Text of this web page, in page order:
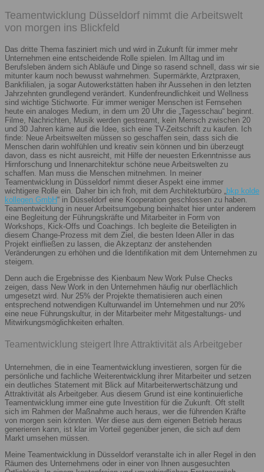
Teamentwicklung Düsseldorf nimmt die Arbeitswelt
von morgen ins Blickfeld
Das dritte Thema fasziniert mich und wird in Zukunft für immer mehr
Unternehmen eine entscheidende Rolle spielen. Im Alltag und im
Berufsleben ändern sich Abläufe und Dinge so rasend schnell, dass wir sie
mitunter kaum noch bewusst wahrnehmen. Supermärkte, Arztpraxen,
Bankfilialen, ja sogar Autowerkstätten haben ihr Aussehen in den letzten
Jahrzehnten grundlegend verändert. Kundenfreundlichkeit und Wellness
sind wichtige Stichworte. Für immer weniger Menschen ist Fernsehen
heute ein analoges Medium, in dem um 20 Uhr die „Tagesschau“ beginnt.
Filme, Nachrichten, Musik werden gestreamt, kein Mensch zwischen 20
und 30 Jahren käme auf die Idee, sich eine TV-Zeitschrift zu kaufen. Ich
finde: Neue Arbeitswelten müssen so geschaffen sein, dass sich die
Menschen darin wohlfühlen und kreativ sein können und bin überzeugt
davon, dass es nicht ausreicht, mit Hilfe der neuesten Erkenntnisse aus
Hirnforschung und Innenarchitektur schöne neue Arbeitswelten zu
schaffen. Man muss die Menschen mitnehmen. In meiner
Teamentwicklung in Düsseldorf nimmt dieser Aspekt eine immer
wichtigere Rolle ein. Daher bin ich froh, mit dem Architekturbüro „bkp kolde
kollegen GmbH“ in Düsseldorf eine Kooperation geschlossen zu haben.
Teamentwicklung in neuer Arbeitsumgebung beinhaltet hier unter anderem
eine Begleitung der Führungskräfte und Mitarbeiter in Form von
Workshops, Kick-Offs und Coachings. Ich begleite die Beteiligten in
diesem Change-Prozess mit dem Ziel, die besten Ideen Aller in das
Projekt einfließen zu lassen, die Akzeptanz der anstehenden
Veränderungen zu erhöhen und die Identifikation mit dem Unternehmen zu
steigern.
Denn auch die Ergebnisse des Kienbaum New Work Pulse Checks
zeigen, dass New Work in den Unternehmen häufig nur oberflächlich
umgesetzt wird. Nur 25% der Projekte thematisieren auch einen
entsprechend notwendigen Kulturwandel im Unternehmen und nur 20%
eine neue Führungskultur, in der Mitarbeiter mehr Mitgestaltungs- und
Mitwirkungsmöglichkeiten erhalten.
Teamentwicklung steigert Ihre Attraktivität als Arbeitgeber
Unternehmen, die in eine Teamentwicklung investieren, sorgen für die
persönliche und fachliche Weiterentwicklung ihrer Mitarbeiter und setzen
ein deutliches Statement mit Blick auf Mitarbeiterwertschätzung und
Attraktivität als Arbeitgeber. Aus diesem Grund ist eine kontinuierliche
Teamentwicklung immer eine gute Investition für die Zukunft. Oft stellt
sich im Rahmen der Maßnahme auch heraus, wer die führenden Kräfte
von morgen sein könnten. Wer diese aus dem eigenen Betrieb heraus
generieren kann, ist klar im Vorteil gegenüber jenen, die sich auf dem
Markt umsehen müssen.
Meine Teamentwicklung in Düsseldorf veranstalte ich in aller Regel in den
Räumen des Unternehmens oder in einer von Ihnen ausgesuchten